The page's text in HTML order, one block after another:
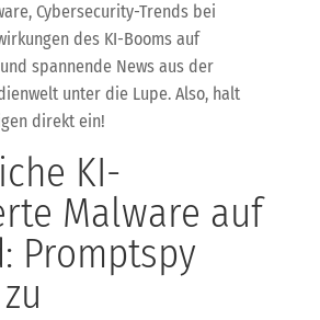
Cybersecurity-Trends bei
des KI-Booms auf
spannende News aus der
unter die Lupe. Also, halt
direkt ein!
KI-
Malware auf
Promptspy